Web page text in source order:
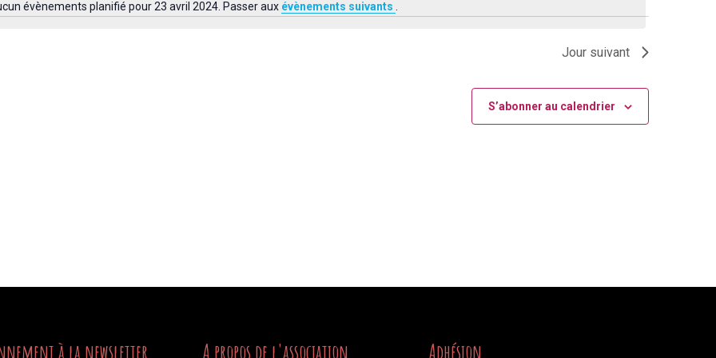
Notice
évènements planifié pour 23 avril 2024. Passer aux évènements suivants
Jour suivant
S’abonner au calendrier
à la newsletter A propos de l'association Adhésion